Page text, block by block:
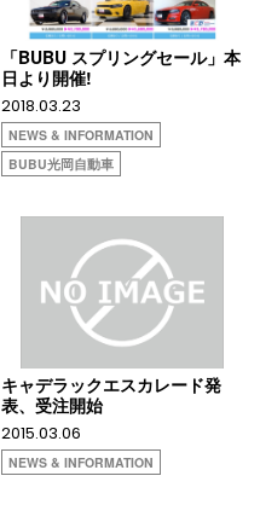
「BUBU スプリングセール」本
日より開催!
2018.03.23
NEWS & INFORMATION
BUBU光岡自動車
キャデラックエスカレード発
表、受注開始
2015.03.06
NEWS & INFORMATION